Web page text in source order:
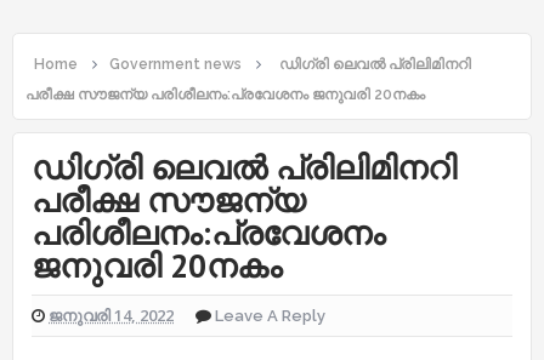
Home Government news
ഡിഗ്രി ലെവല്‍ പ്രിലിമിനറി
പരീക്ഷ സൗജന്യ പരിശീലനം:പ്രവേശനം ജനുവരി 20നകം
ഡിഗ്രി ലെവല്‍ പ്രിലിമിനറി
പരീക്ഷ സൗജന്യ
പരിശീലനം:പ്രവേശനം
ജനുവരി 20നകം
ജനുവരി 14, 2022 Leave A Reply